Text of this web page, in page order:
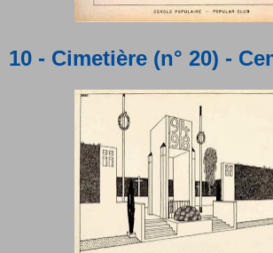
10 - Cimetière (n° 20) -